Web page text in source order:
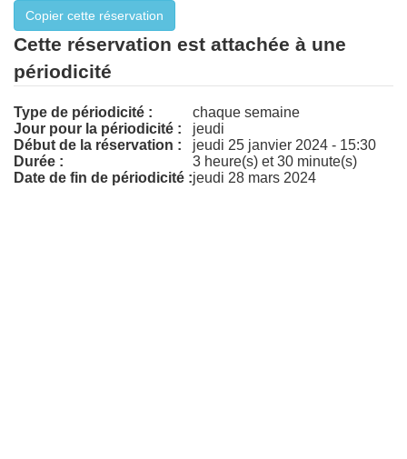
Cette réservation est attachée à une
périodicité
Type de périodicité :
chaque semaine
Jour pour la périodicité :
jeudi
Début de la réservation :
jeudi 25 janvier 2024 - 15:30
Durée :
3 heure(s) et 30 minute(s)
Date de fin de périodicité :jeudi 28 mars 2024